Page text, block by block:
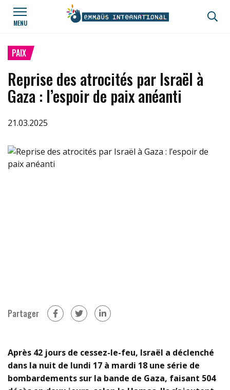
Aller au contenu principal
MENU
PAIX
Reprise des atrocités par Israël à
Gaza : l’espoir de paix anéanti
21.03.2025
Partager sur Facebook (nouvelle fenêtre)
sur Twitter (nouvelle fenêtre)
sur Linkedin (nouvelle fenêtre)
Après 42 jours de cessez-le-feu, Israël a déclenché
dans la nuit de lundi 17 à mardi 18 une série de
bombardements sur la bande de Gaza, faisant 504
Panneau de gestion des cookies